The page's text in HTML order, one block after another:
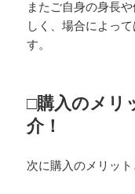
またご自身の身長
しく、場合によっ
す。
□購入のメリ
介！
次に購入のメリット